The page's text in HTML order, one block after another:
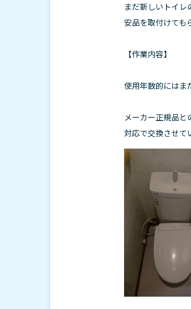
まだ新しいトイ
安品を取付けても
【作業内容】
使用年数的にはま
メーカー正規品
対応で交換させて